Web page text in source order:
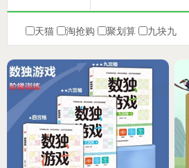
天猫 淘抢购 聚划算 九块九